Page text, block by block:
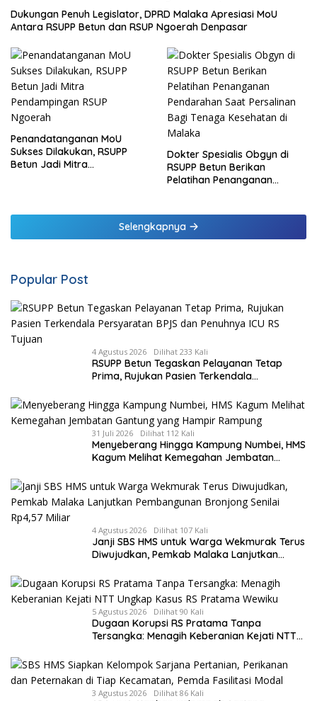
Dukungan Penuh Legislator, DPRD Malaka Apresiasi MoU
Antara RSUPP Betun dan RSUP Ngoerah Denpasar
Penandatanganan MoU
Sukses Dilakukan, RSUPP
Betun Jadi Mitra
Dokter Spesialis Obgyn di
RSUPP Betun Berikan
Pelatihan Penanganan
Malaka
Selengkapnya
Popular Post
4 Agustus 2026 Dilihat 233 Kali
RSUPP Betun Tegaskan Pelayanan Tetap
Prima, Rujukan Pasien Terkendala
Tujuan
31 Juli 2026 Dilihat 112 Kali
Menyeberang Hingga Kampung Numbei, HMS
Kagum Melihat Kemegahan Jembatan
4 Agustus 2026 Dilihat 107 Kali
Janji SBS HMS untuk Warga Wekmurak Terus
Diwujudkan, Pemkab Malaka Lanjutkan
5 Agustus 2026 Dilihat 90 Kali
Dugaan Korupsi RS Pratama Tanpa
Tersangka: Menagih Keberanian Kejati NTT
3 Agustus 2026 Dilihat 86 Kali